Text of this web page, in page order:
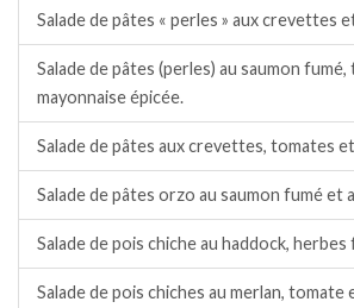
Salade de pâtes « perles » aux crevettes
Salade de pâtes (perles) au saumon
mayonnaise épicée.
Salade de pâtes aux crevettes, tomates
Salade de pâtes orzo au saumon fumé et
Salade de pois chiche au haddock, herbes
Salade de pois chiches au merlan,